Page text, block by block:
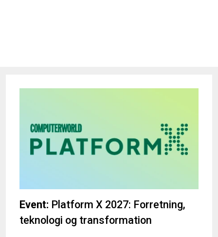
Event: Platform X 2027: Forretning,
teknologi og transformation